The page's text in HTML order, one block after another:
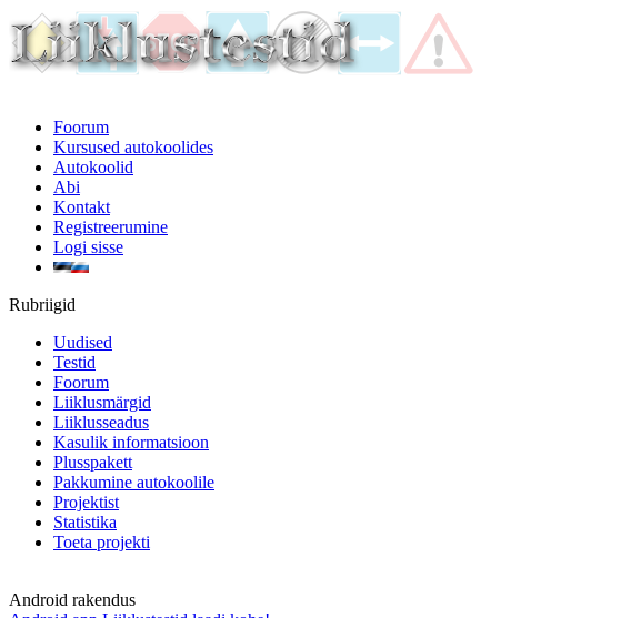
Foorum
Kursused autokoolides
Autokoolid
Abi
Kontakt
Registreerumine
Logi sisse
Rubriigid
Uudised
Testid
Foorum
Liiklusmärgid
Liiklusseadus
Kasulik informatsioon
Plusspakett
Pakkumine autokoolile
Projektist
Statistika
Toeta projekti
Android rakendus